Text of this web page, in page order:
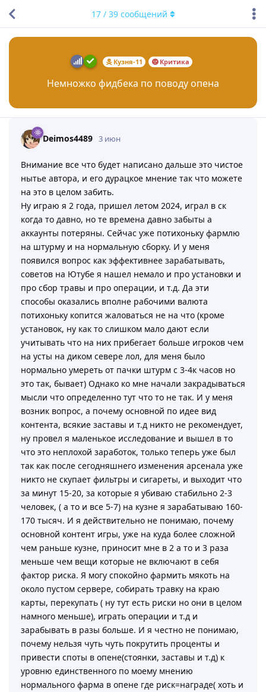
Кузня-11 Критика
Немножко фидбека по поводу опена
17/ 39сообщений
Deimos4489 3 июн
Внимание все что будет написано дальше это чистое
нытье автора, и его дурацкое мнение так что можете
на это в целом забить.
Ну играю я 2 года, пришел летом 2024, играл в ск
когда то давно, но те времена давно забыты а
аккаунты потеряны. Сейчас уже потихоньку фармлю
на штурму и на нормальную сборку. И у меня
появился вопрос как эффективнее зарабатывать,
советов на Ютубе я нашел немало и про установки и
про сбор травы и про операции, и т.д. Да эти
способы оказались вполне рабочими валюта
потихоньку копится жаловаться не на что (кроме
установок, ну как то слишком мало дают если
учитывать что на них прибегает больше игроков чем
на усты на диком севере лол, для меня было
нормально умереть от пачки штурм с 3-4к часов но
это так, бывает) Однако ко мне начали закрадываться
мысли что определенно тут что то не так. И у меня
возник вопрос, а почему основной по идее вид
контента, всякие заставы и т.д никто не рекомендует,
ну провел я маленькое исследование и вышел в то
что это неплохой заработок, только теперь уже был
так как после сегодняшнего изменения арсенала уже
никто не скупает фильтры и сигареты, и выходит что
за минут 15-20, за которые я убиваю стабильно 2-3
человек, ( а то и все 5-7) на кузне я зарабатываю 160-
170 тысяч. И я действительно не понимаю, почему
основной контент игры, уже на куда более сложной
чем раньше кузне, приносит мне в 2 а то и 3 раза
меньше чем вещи которые не включают в себя
фактор риска. Я могу спокойно фармить мякоть на
около пустом сервере, собирать травку на краю
карты, перекупать ( ну тут есть риски но они в целом
намного меньше), играть операции и т.д и
зарабывать в разы больше. И я честно не понимаю,
почему нельзя чуть чуть покрутить проценты и
привести споты в опене(стоянки, заставы и т.д) к
уровню единственного по моему мнению
нормального фарма в опене где риск=награде( хоть и